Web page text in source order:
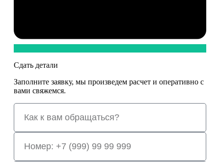
Сдать детали
Заполните заявку, мы произведем расчет и оперативно с
вами свяжемся.